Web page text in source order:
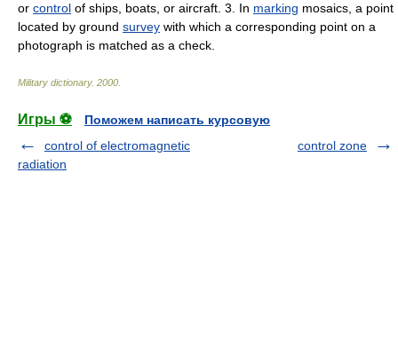
or control of ships, boats, or aircraft. 3. In marking mosaics, a point
located by ground survey with which a corresponding point on a
photograph is matched as a check.
Military dictionary. 2000
Игры ⚽
Поможем написать курсовую
control of electromagnetic
radiation
control zone